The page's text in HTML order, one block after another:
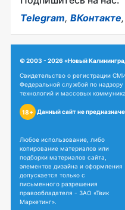
Telegram, ВКонтакте,
© 2003 - 2026 «Новый
Свидетельство о регистрации
Федеральной службой по
технологий и массовых
18+ Данный сайт не
Любое использование, либо
копирование материалов или
подборки материалов сайта,
элементов дизайна и оформления
допускается только с
письменного разрешения
правообладателя - ЗАО «Твик
Маркетинг».